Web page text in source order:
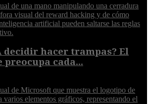
decidir hacer trampas? El
preocupa cada...